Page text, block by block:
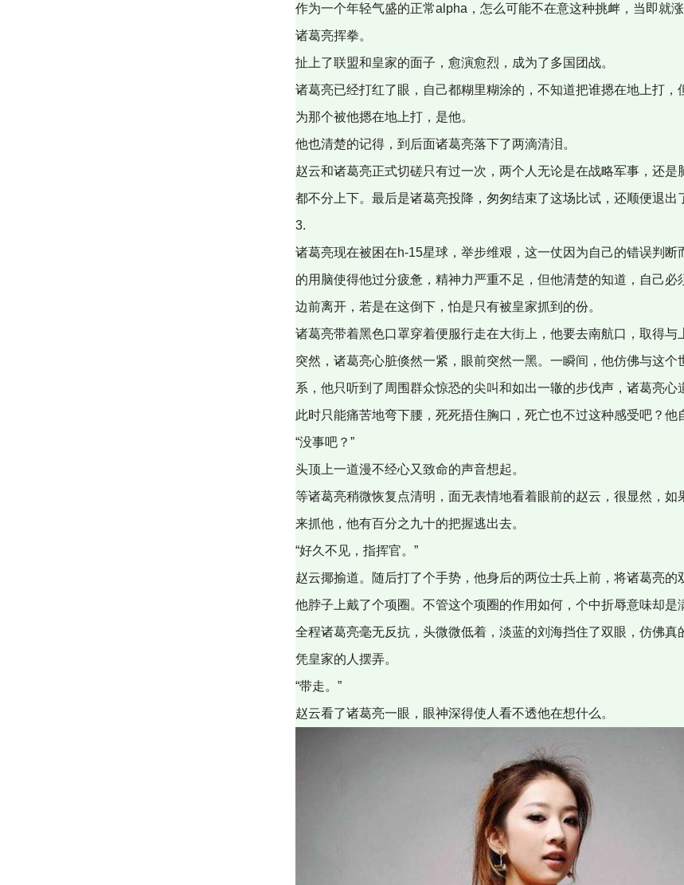
作为一个年轻气盛的正常alpha，怎么可能不在意这种挑衅，当即就
诸葛亮挥拳。
扯上了联盟和皇家的面子，愈演愈烈，成为了多国团战。
诸葛亮已经打红了眼，自己都糊里糊涂的，不知道把谁摁在地上打，
为那个被他摁在地上打，是他。
他也清楚的记得，到后面诸葛亮落下了两滴清泪。
赵云和诸葛亮正式切磋只有过一次，两个人无论是在战略军事，还是
都不分上下。最后是诸葛亮投降，匆匆结束了这场比试，还顺便退出
3.
诸葛亮现在被困在h-15星球，举步维艰，这一仗因为自己的错误判断
的用脑使得他过分疲惫，精神力严重不足，但他清楚的知道，自己必
边前离开，若是在这倒下，怕是只有被皇家抓到的份。
诸葛亮带着黑色口罩穿着便服行走在大街上，他要去南航口，取得与
突然，诸葛亮心脏倏然一紧，眼前突然一黑。一瞬间，他仿佛与这个
系，他只听到了周围群众惊恐的尖叫和如出一辙的步伐声，诸葛亮心
此时只能痛苦地弯下腰，死死捂住胸口，死亡也不过这种感受吧？他
“没事吧？”
头顶上一道漫不经心又致命的声音想起。
等诸葛亮稍微恢复点清明，面无表情地看着眼前的赵云，很显然，如
来抓他，他有百分之九十的把握逃出去。
“好久不见，指挥官。”
赵云揶揄道。随后打了个手势，他身后的两位士兵上前，将诸葛亮的
他脖子上戴了个项圈。不管这个项圈的作用如何，个中折辱意味却是
全程诸葛亮毫无反抗，头微微低着，淡蓝的刘海挡住了双眼，仿佛真
凭皇家的人摆弄。
“带走。”
赵云看了诸葛亮一眼，眼神深得使人看不透他在想什么。